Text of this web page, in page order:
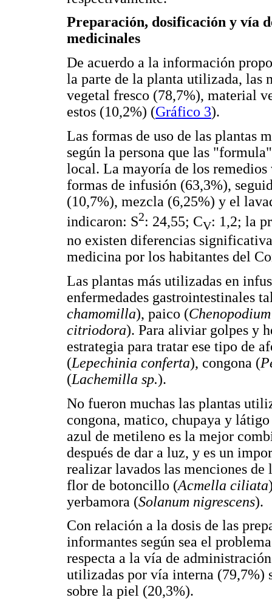
Preparación, dosificación y vía
medicinales
De acuerdo a la información
la parte de la planta utilizada, las
vegetal fresco (78,7%), material
estos (10,2%) (Gráfico 3).
Las formas de uso de las plantas
según la persona que las
local. La mayoría de los remedios
formas de infusión (63,3%),
(10,7%), mezcla (6,25%) y el
indicaron: S2: 24,55; CV: 1,2; la
no existen diferencias
medicina por los habitantes del
Las plantas más utilizadas en
enfermedades gastrointestinales
chamomilla), paico (
citriodora). Para aliviar golpes y
estrategia para tratar ese tipo de
(Lepechinia conferta), congona (
(Lachemilla sp.).
No fueron muchas las plantas
congona, matico, chupaya y
azul de metileno es la mejor
después de dar a luz, y es un
realizar lavados las menciones
flor de botoncillo (Acmella ciliata
yerbamora (Solanum nigrescens).
Con relación a la dosis de las
informantes según sea el
respecta a la vía de
utilizadas por vía interna (79,7%)
sobre la piel (20,3%).